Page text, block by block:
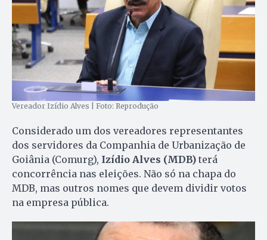
Vereador Izídio Alves | Foto: Reprodução
Considerado um dos vereadores representantes
dos servidores da Companhia de Urbanização de
Goiânia (Comurg), Izídio Alves (MDB) terá
concorrência nas eleições. Não só na chapa do
MDB, mas outros nomes que devem dividir votos
na empresa pública.